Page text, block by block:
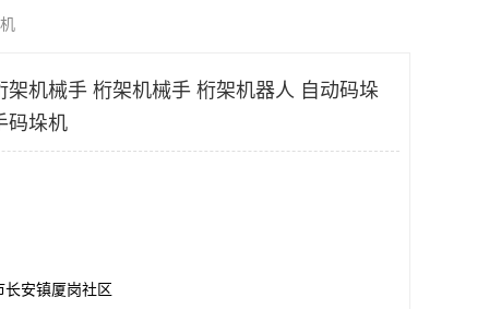
架机械手 桁架机械手 桁架机器人 自动码垛
码垛机
长安镇厦岗社区